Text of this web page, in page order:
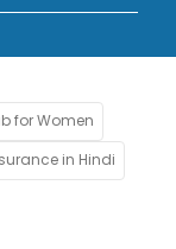
for Women
in Hindi